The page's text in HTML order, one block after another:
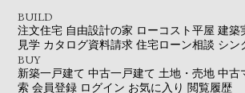
BUILD
注文住宅 自由設計の家 ローコスト平屋 建築
見学 カタログ資料請求 住宅ローン相談 シン
BUY
新築一戸建て 中古一戸建て 土地・売地 中古
索 会員登録 ログイン お気に入り 閲覧履歴